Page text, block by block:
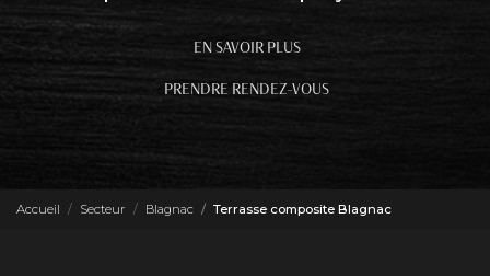
EN SAVOIR PLUS
PRENDRE RENDEZ-VOUS
Accueil Secteur Blagnac Terrasse composite Blagnac